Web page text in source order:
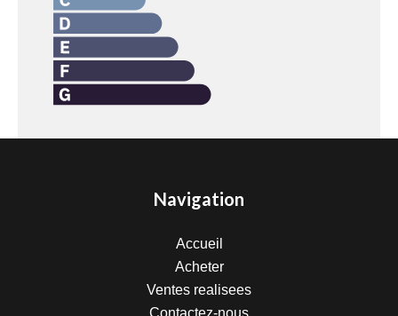
Navigation
Accueil
Acheter
Ventes realisees
Contactez-nous